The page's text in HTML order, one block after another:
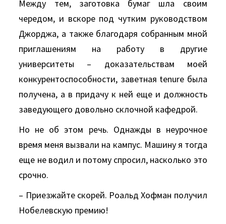
Между тем, заготовка бумаг шла своим
чередом, и вскоре под чутким руководством
Джорджа, а также благодаря собранным мной
приглашениям на работу в другие
университеты – доказательствам моей
конкурентоспособности, заветная tenure была
получена, а в придачу к ней еще и должность
заведующего довольно склочной кафедрой.
Но не об этом речь. Однажды в неурочное
время меня вызвали на кампус. Машину я тогда
еще не водил и потому спросил, насколько это
срочно.
– Приезжайте скорей. Роальд Хофман получил
Нобелевскую премию!